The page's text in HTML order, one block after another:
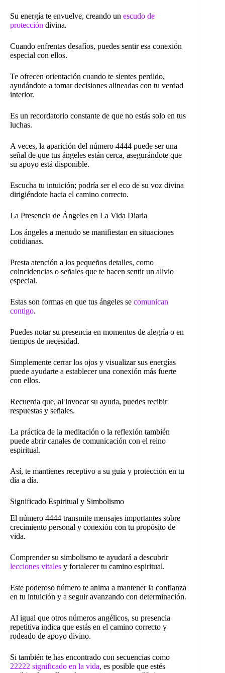
Su energía te envuelve, creando un escudo de
protección divina.
Cuando enfrentas desafíos, puedes sentir esa conexión
especial con ellos.
Te ofrecen orientación cuando te sientes perdido,
ayudándote a tomar decisiones alineadas con tu verdad
interior.
Es un recordatorio constante de que no estás solo en tus
luchas.
A veces, la aparición del número 4444 puede ser una
señal de que tus ángeles están cerca, asegurándote que
su apoyo está disponible.
Escucha tu intuición; podría ser el eco de su voz divina
dirigiéndote hacia el camino correcto.
La Presencia de Ángeles en La Vida Diaria
Los ángeles a menudo se manifiestan en situaciones
cotidianas.
Presta atención a los pequeños detalles, como
coincidencias o señales que te hacen sentir un alivio
especial.
Estas son formas en que tus ángeles se comunican
contigo.
Puedes notar su presencia en momentos de alegría o en
tiempos de necesidad.
Simplemente cerrar los ojos y visualizar sus energías
puede ayudarte a establecer una conexión más fuerte
con ellos.
Recuerda que, al invocar su ayuda, puedes recibir
respuestas y señales.
La práctica de la meditación o la reflexión también
puede abrir canales de comunicación con el reino
espiritual.
Así, te mantienes receptivo a su guía y protección en tu
día a día.
Significado Espiritual y Simbolismo
El número 4444 transmite mensajes importantes sobre
crecimiento personal y conexión con tu propósito de
vida.
Comprender su simbolismo te ayudará a descubrir
lecciones vitales y fortalecer tu camino espiritual.
Este poderoso número te anima a mantener la confianza
en tu intuición y a seguir avanzando con determinación.
Al igual que otros números angélicos, su presencia
repetitiva indica que estás en el camino correcto y
rodeado de apoyo divino.
Si también te has encontrado con secuencias como
22222 significado en la vida, es posible que estés